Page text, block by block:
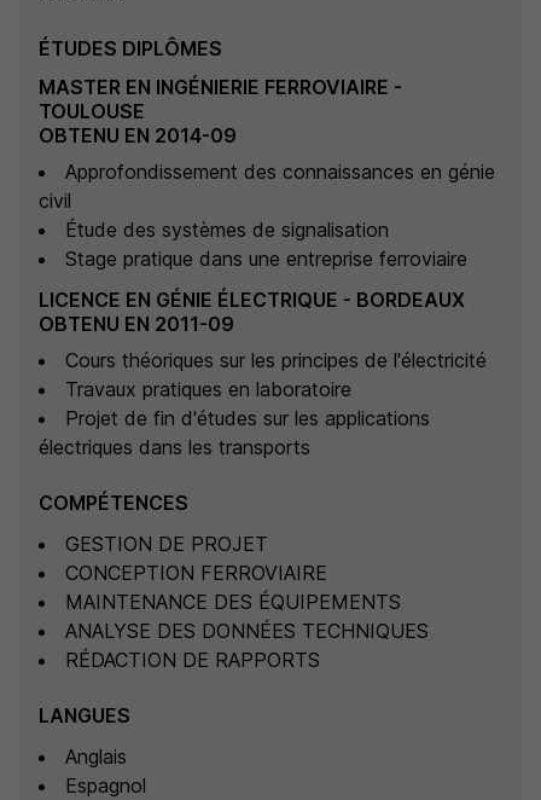
ÉTUDES DIPLÔMES
MASTER EN INGÉNIERIE FERROVIAIRE -
TOULOUSE
OBTENU EN 2014-09
Approfondissement des connaissances en génie
civil
Étude des systèmes de signalisation
Stage pratique dans une entreprise ferroviaire
LICENCE EN GÉNIE ÉLECTRIQUE - BORDEAUX
OBTENU EN 2011-09
Cours théoriques sur les principes de l'électricité
Travaux pratiques en laboratoire
Projet de fin d'études sur les applications
électriques dans les transports
COMPÉTENCES
GESTION DE PROJET
CONCEPTION FERROVIAIRE
MAINTENANCE DES ÉQUIPEMENTS
ANALYSE DES DONNÉES TECHNIQUES
RÉDACTION DE RAPPORTS
LANGUES
Anglais
Espagnol